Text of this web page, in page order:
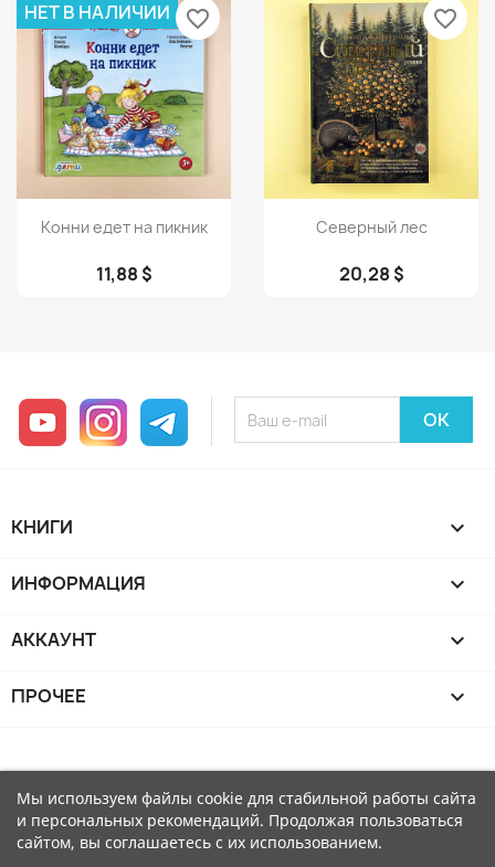
Просмотр
Конни едет на пикник
11,88 $
НЕТ В НАЛИЧИИ favorite_border
Просмотр
Северный лес
20,28 $
favorite_border
YouTube InstagramTelegram
КНИГИ 
ИНФОРМАЦИЯ 
АККАУНТ 
ПРОЧЕЕ 
Мы используем файлы cookie для стабильной работы сайта
и персональных рекомендаций. Продолжая пользоваться
сайтом, вы соглашаетесь с их использованием.